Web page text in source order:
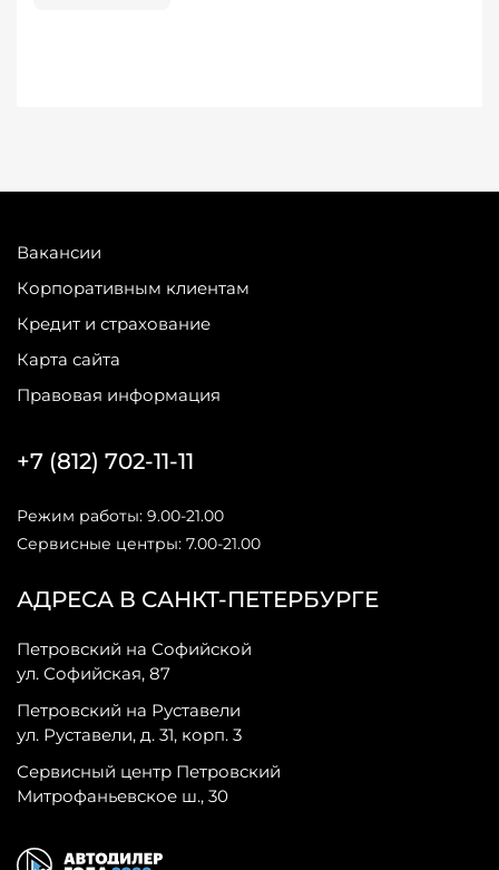
Вакансии
Корпоративным клиентам
Кредит и страхование
Карта сайта
Правовая информация
АДРЕСА В САНКТ-ПЕТЕРБУРГЕ
Петровский на Софийской
ул. Софийская, 87
Петровский на Руставели
ул. Руставели, д. 31, корп. 3
Сервисный центр Петровский
Митрофаньевское ш., 30
+7 (812) 702-11-11
Режим работы: 9.00-21.00
Сервисные центры: 7.00-21.00